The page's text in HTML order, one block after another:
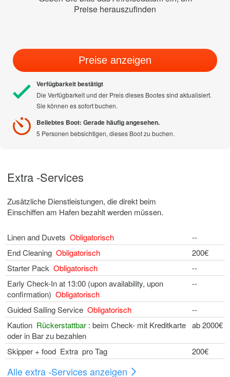
Preise herauszufinden
Preise anzeigen
Verfügbarkeit bestätigt
Die Verfügbarkeit und der Preis dieses Bootes sind aktualisiert.
Sie können es sofort buchen.
Beliebtes Boot: Gerade häufig angesehen.
5 Personen bebsichtigen, dieses Boot zu buchen.
Extra -Services
Zusätzliche Dienstleistungen, die direkt beim
Einschiffen am Hafen bezahlt werden müssen.
Linen and Duvets Obligatorisch
--
End Cleaning Obligatorisch
200€
Starter Pack Obligatorisch
--
Early Check-In at 13:00 (upon availability, upon
confirmation) Obligatorisch
--
Guided Sailing Service Obligatorisch
--
Kaution Rückerstattbar : beim Check- mit Kreditkarte
oder in Bar zu bezahlen
ab 2000€
Skipper + food Extra pro Tag 200€
Alle extra -Services anzeigen